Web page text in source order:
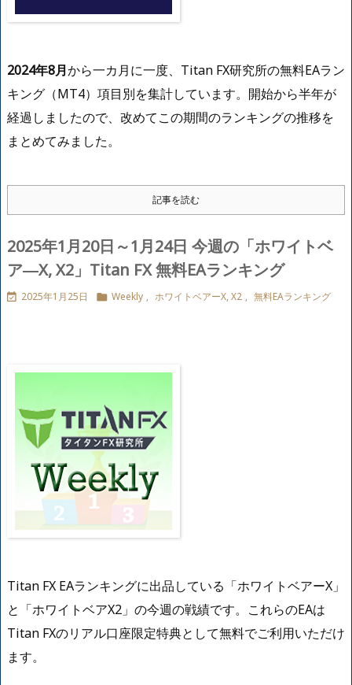
2024年8月から一カ月に一度、Titan FX研究所の無料EAラン
キング（MT4）項目別を集計しています。開始から半年が
経過しましたので、改めてこの期間のランキングの推移を
まとめてみました。
記事を読む
2025年1月20日～1月24日 今週の「ホワイトベ
ア―X, X2」Titan FX 無料EAランキング
 2025年1月25日  Weekly , ホワイトベアーX, X2 , 無料EAランキング
Titan FX EAランキングに出品している「ホワイトベアーX」
と「ホワイトベアX2」の今週の戦績です。これらのEAは
Titan FXのリアル口座限定特典として無料でご利用いただけ
ます。